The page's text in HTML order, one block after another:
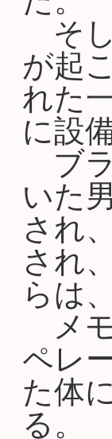
そし
が起
れた
に設
ブラ
いた
され
され
らは
メモ
ペレ
た体
る。